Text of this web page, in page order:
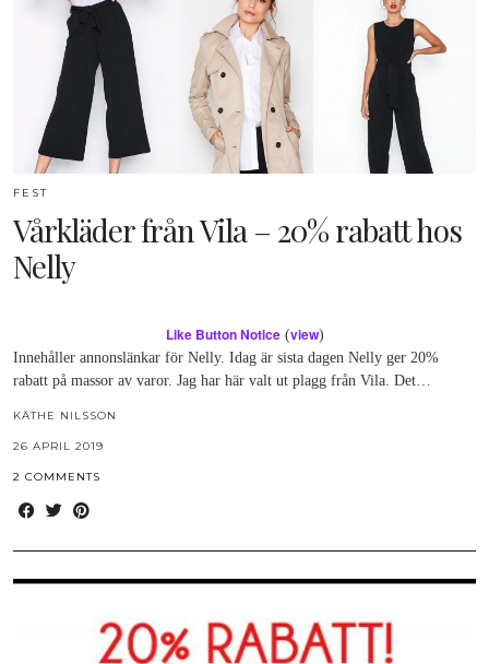
FEST
Vårkläder från Vila – 20% rabatt hos
Nelly
Like Button Notice(view)
Innehåller annonslänkar för Nelly. Idag är sista dagen Nelly ger 20%
rabatt på massor av varor. Jag har här valt ut plagg från Vila. Det…
KÄTHE NILSSON
26 APRIL 2019
2 COMMENTS